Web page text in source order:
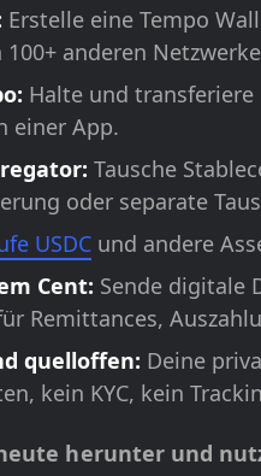
Erstelle eine Tempo
anderen
Halte und transferiere
einer App.
Tausche
oder separate
USDC und andere
Cent: Sende digitale
Remittances,
quelloffen: Deine
kein KYC, kein
herunter und